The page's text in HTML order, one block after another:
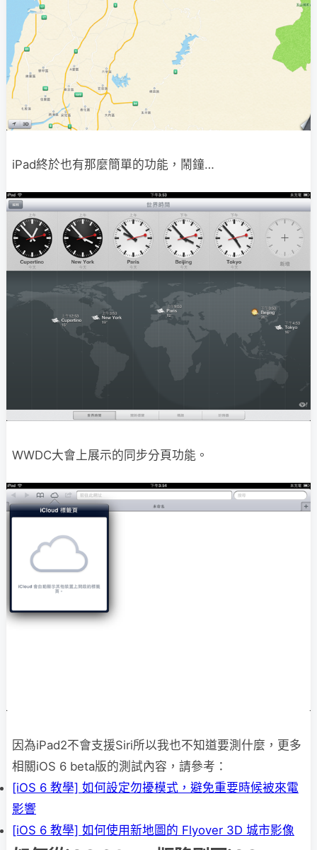
iPad終於也有那麼簡單的功能，鬧鐘…
WWDC大會上展示的同步分頁功能。
因為iPad2不會支援Siri所以我也不知道要測什麼，更多
相關iOS 6 beta版的測試內容，請參考：
[iOS 6 教學] 如何設定勿擾模式，避免重要時候被來電
影響
[iOS 6 教學] 如何使用新地圖的 Flyover 3D 城市影像